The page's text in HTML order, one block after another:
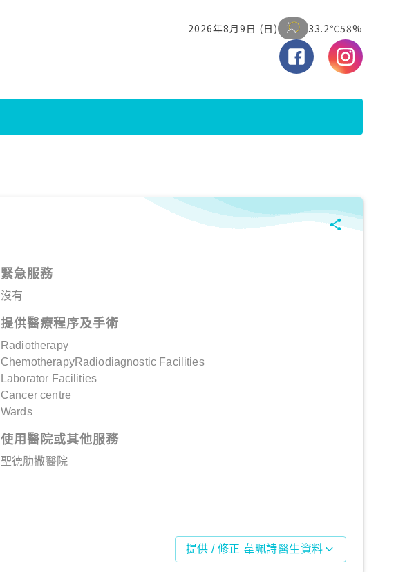
緊急服務
沒有
提供醫療程序及手術
Radiotherapy
ChemotherapyRadiodiagnostic Facilities
Laborator Facilities
Cancer centre
Wards
使用醫院或其他服務
聖德肋撒醫院
提供 / 修正 韋珮詩醫生資料